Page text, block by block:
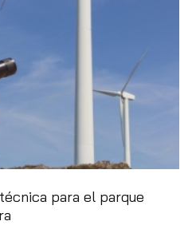
para el parque